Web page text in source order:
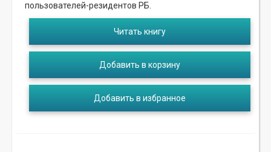
пользователей-резидентов РБ.
Читать книгу
Добавить в корзину
Добавить в избранное